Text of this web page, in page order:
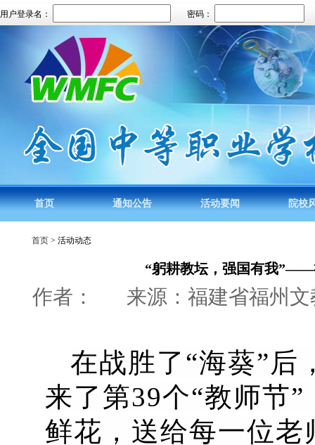
用户登录名： 密码：
首页 通知公告 活动要闻 院校
首页 > 活动动态
“躬耕教坛，强国有我”——
作者： 来源：福建省福州
在战胜了“海葵”后
来了第39个“教师节
鲜花，送给每一位